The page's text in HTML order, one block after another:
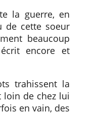
la guerre, en
de cette soeur
beaucoup
encore et
trahissent la
de chez lui
en vain, des